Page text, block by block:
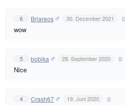
6 Briareos 30. Dezember 2021
wow
5 bobika 28. September 2020
Nice
4 Crash67 19. Juni 2020